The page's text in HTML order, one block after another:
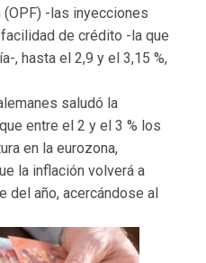
-las inyecciones
de crédito -la que
, hasta el 2,9 y el 3,15 %,
saludó la
entre el 2 y el 3 % los
en la eurozona,
la inflación volverá a
del año, acercándose al